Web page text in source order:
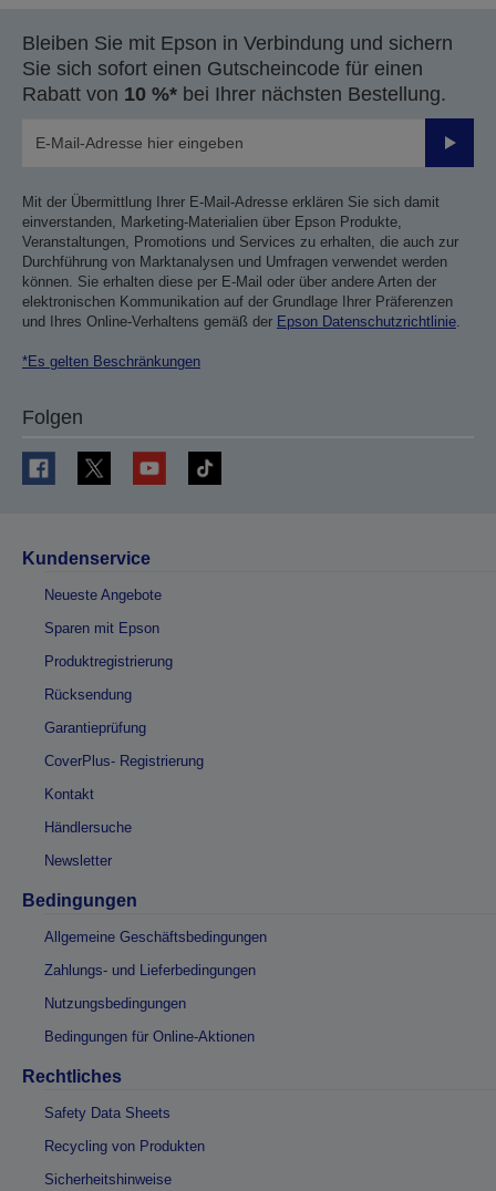
Bleiben Sie mit Epson in Verbindung und sichern
Sie sich sofort einen Gutscheincode für einen
Rabatt von 10 %* bei Ihrer nächsten Bestellung.
Mit der Übermittlung Ihrer E-Mail-Adresse erklären Sie sich damit
einverstanden, Marketing-Materialien über Epson Produkte,
Veranstaltungen, Promotions und Services zu erhalten, die auch zur
Durchführung von Marktanalysen und Umfragen verwendet werden
können. Sie erhalten diese per E-Mail oder über andere Arten der
elektronischen Kommunikation auf der Grundlage Ihrer Präferenzen
und Ihres Online-Verhaltens gemäß der Epson Datenschutzrichtlinie.
*Es gelten Beschränkungen
Folgen
Kundenservice
Neueste Angebote
Sparen mit Epson
Produktregistrierung
Rücksendung
Garantieprüfung
CoverPlus- Registrierung
Kontakt
Händlersuche
Newsletter
Bedingungen
Allgemeine Geschäftsbedingungen
Zahlungs- und Lieferbedingungen
Nutzungsbedingungen
Bedingungen für Online-Aktionen
Rechtliches
Safety Data Sheets
Recycling von Produkten
Sicherheitshinweise